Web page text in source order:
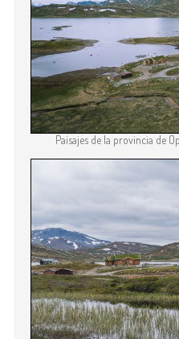
Paisajes de la provincia de